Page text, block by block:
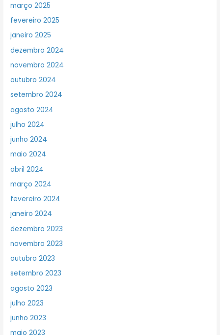
março 2025
fevereiro 2025
janeiro 2025
dezembro 2024
novembro 2024
outubro 2024
setembro 2024
agosto 2024
julho 2024
junho 2024
maio 2024
abril 2024
março 2024
fevereiro 2024
janeiro 2024
dezembro 2023
novembro 2023
outubro 2023
setembro 2023
agosto 2023
julho 2023
junho 2023
maio 2023